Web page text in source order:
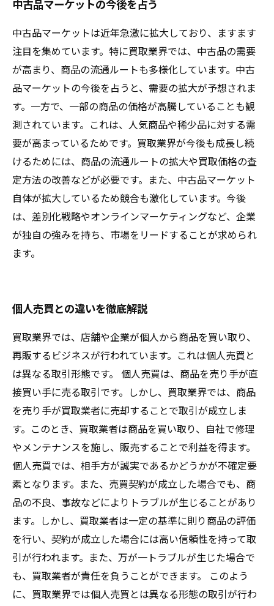
中古品マーケットの今後を占う
中古品マーケットは近年急激に拡大しており、ますます
注目を集めています。特に買取業界では、中古品の需要
が高まり、商品の流通ルートも多様化しています。中古
品マーケットの今後を占うと、需要の拡大が予想されま
す。一方で、一部の商品の価格が高騰していることも観
測されています。これは、人気商品や稀少品に対する需
要が高まっているためです。買取業界が今後も成長し続
けるためには、商品の流通ルートの拡大や買取価格の査
定方法の改善などが必要です。また、中古品マーケット
自体が拡大しているため競合も激化しています。今後
は、差別化戦略やオンラインマーケティングなど、企業
が独自の強みを持ち、市場をリードすることが求められ
ます。
個人売買との違いを徹底解説
買取業界では、店舗や企業が個人から商品を買い取り、
再販するビジネスが行われています。これは個人売買と
は異なる取引形態です。 個人売買は、商品を売り手が直
接買い手に売る取引です。しかし、買取業界では、商品
を売り手が買取業者に売却することで取引が成立しま
す。このとき、買取業者は商品を買い取り、自社で修理
やメンテナンスを施し、販売することで利益を得ます。
個人売買では、相手方が誠実であるかどうかが不確定要
素となります。また、売買契約が成立した場合でも、商
品の不良、事故などによりトラブルが生じることがあり
ます。しかし、買取業者は一定の基準に則り商品の評価
を行い、契約が成立した場合には高い信頼性を持って取
引が行われます。また、万が一トラブルが生じた場合で
も、買取業者が責任を負うことができます。 このよう
に、買取業界では個人売買とは異なる形態の取引が行わ